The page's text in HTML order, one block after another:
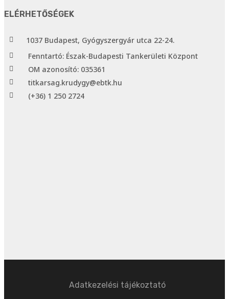
ELÉRHETŐSÉGEK
1037 Budapest, Gyógyszergyár utca 22-24.
Fenntartó: Észak-Budapesti Tankerületi Központ
OM azonosító: 035361
titkarsag.krudygy@ebtk.hu
(+36) 1 250 2724​
Adatkezelési tájékoztató